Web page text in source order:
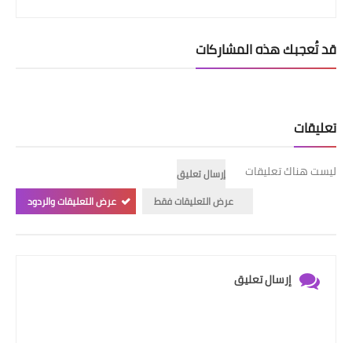
قد تُعجبك هذه المشاركات
تعليقات
ليست هناك تعليقات
إرسال تعليق
عرض التعليقات فقط
عرض التعليقات والردود
إرسال تعليق